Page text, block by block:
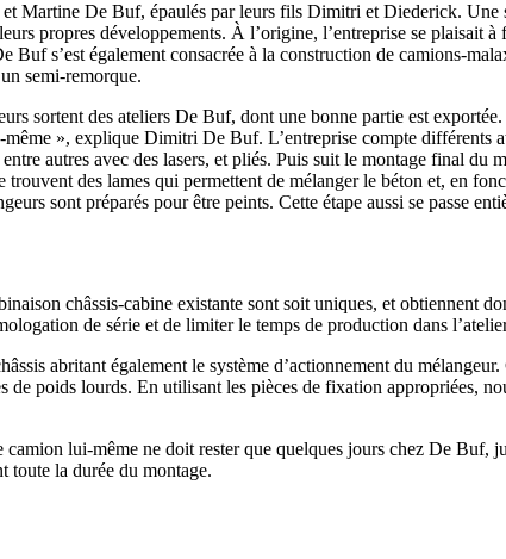
Martine De Buf, épaulés par leurs fils Dimitri et Diederick.
propres développements. À l’origine, l’entreprise se plaisait
Buf s’est également consacrée à la construction de camions-
semi-remorque.
sortent des ateliers De Buf, dont une bonne partie est
», explique Dimitri De Buf. L’entreprise compte différents
autres avec des lasers, et pliés. Puis suit le montage final
trouvent des lames qui permettent de mélanger le béton et, en
sont préparés pour être peints. Cette étape aussi se passe
châssis-cabine existante sont soit uniques, et
de série et de limiter le temps de production dans
abritant également le système d’actionnement du
de poids lourds. En utilisant les pièces de fixation appropriées,
lui-même ne doit rester que quelques jours chez De
toute la durée du montage.